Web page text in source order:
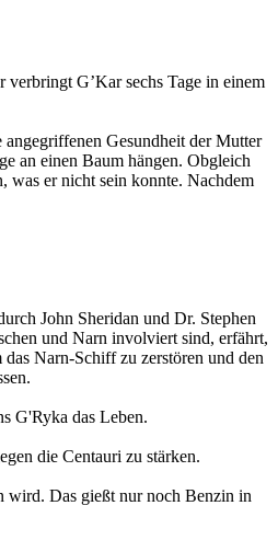
G’Kar sechs Tage in einem
Gesundheit der Mutter
an einen Baum hängen. Obgleich
was er nicht sein konnte. Nachdem
John Sheridan und Dr. Stephen
und Narn involviert sind, erfährt,
Narn-Schiff zu zerstören und den
G'Ryka das Leben.
die Centauri zu stärken.
wird. Das gießt nur noch Benzin in